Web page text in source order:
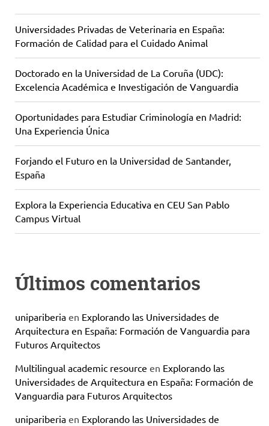
Universidades Privadas de Veterinaria en España:
Formación de Calidad para el Cuidado Animal
Doctorado en la Universidad de La Coruña (UDC):
Excelencia Académica e Investigación de Vanguardia
Oportunidades para Estudiar Criminología en Madrid:
Una Experiencia Única
Forjando el Futuro en la Universidad de Santander,
España
Explora la Experiencia Educativa en CEU San Pablo
Campus Virtual
Últimos comentarios
unipariberia en Explorando las Universidades de
Arquitectura en España: Formación de Vanguardia para
Futuros Arquitectos
Multilingual academic resource en Explorando las
Universidades de Arquitectura en España: Formación de
Vanguardia para Futuros Arquitectos
unipariberia en Explorando las Universidades de